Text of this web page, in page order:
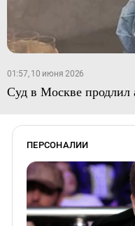
01:57, 10 июня 2026
Суд в Москве
ПЕРСОНАЛИИ